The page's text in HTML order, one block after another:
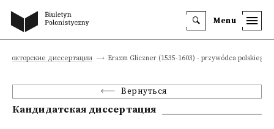
Menu
докторские диссертации Erazm Gliczner (1535-1603) - przywódca polskiego
Вернуться
Кандидатская диссертация